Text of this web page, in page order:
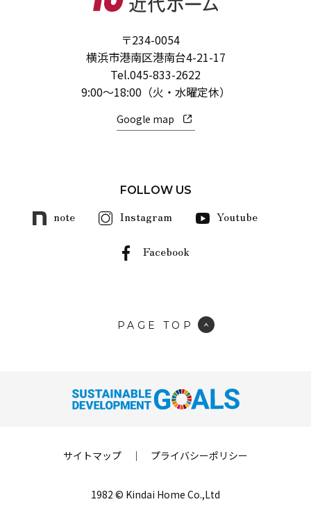
〒234-0054
横浜市港南区港南台4-21-17
Tel.045-833-2622
9:00～18:00（火・水曜定休）
Google map
FOLLOW US
note Instagram Youtube
Facebook
PAGE TOP
サイトマップ ｜ プライバシーポリシー
1982 © Kindai Home Co.,Ltd